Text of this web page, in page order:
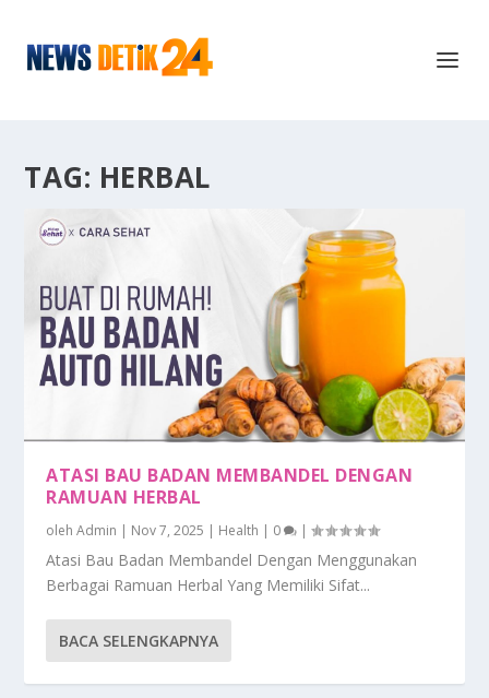
TAG: HERBAL
ATASI BAU BADAN MEMBANDEL DENGAN
RAMUAN HERBAL
olehAdmin | Nov 7, 2025 | Health | 0 |
Atasi Bau Badan Membandel Dengan Menggunakan
Berbagai Ramuan Herbal Yang Memiliki Sifat...
BACA SELENGKAPNYA